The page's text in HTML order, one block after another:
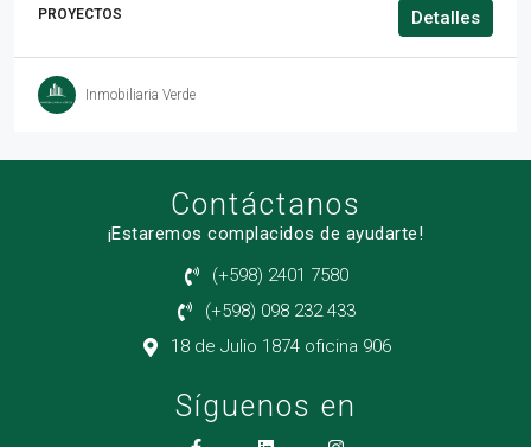
PROYECTOS Detalles
Inmobiliaria Verde
Contáctanos
¡Estaremos complacidos de ayudarte!
(+598) 2401 7580
(+598) 098 232 433
18 de Julio 1874 oficina 906
Síguenos en